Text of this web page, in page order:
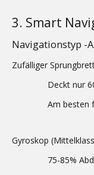
3. Smart
Navigationstyp -
Zufälliger
Deckt nur
Am besten
Gyroskop
75-85%